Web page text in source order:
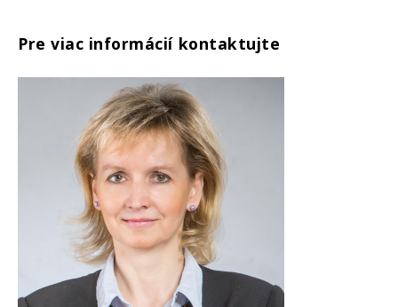
Pre viac informácií kontaktujte